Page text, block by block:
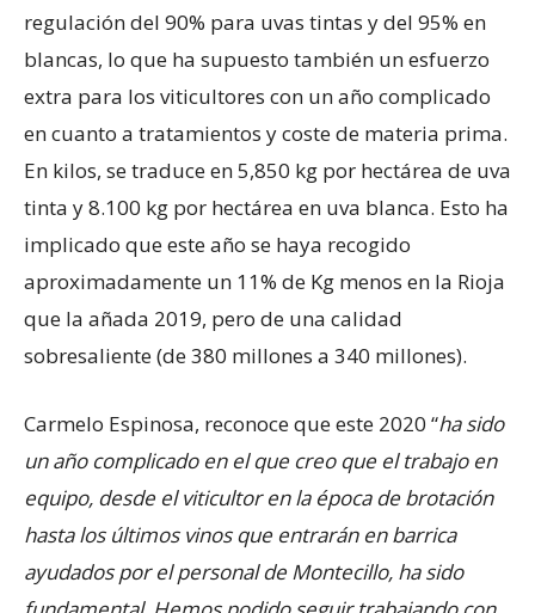
regulación del 90% para uvas tintas y del 95% en
blancas, lo que ha supuesto también un esfuerzo
extra para los viticultores con un año complicado
en cuanto a tratamientos y coste de materia prima.
En kilos, se traduce en 5,850 kg por hectárea de uva
tinta y 8.100 kg por hectárea en uva blanca. Esto ha
implicado que este año se haya recogido
aproximadamente un 11% de Kg menos en la Rioja
que la añada 2019, pero de una calidad
sobresaliente (de 380 millones a 340 millones).
Carmelo Espinosa, reconoce que este 2020 “ha sido
un año complicado en el que creo que el trabajo en
equipo, desde el viticultor en la época de brotación
hasta los últimos vinos que entrarán en barrica
ayudados por el personal de Montecillo, ha sido